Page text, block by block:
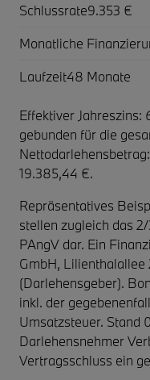
Schlussrate9.353 €
Monatliche
Laufzeit48 Monate
Effektiver Jahreszins:
gebunden für die
19.385,44 €.
Repräsentatives
stellen zugleich das
PAngV dar. Ein
GmbH,
(Darlehensgeber).
inkl. der
Umsatzsteuer. Stand
Darlehensnehmer
Vertragsschluss ein